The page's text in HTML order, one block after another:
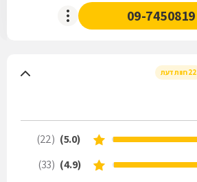
09-7450819
22 חוות דעת
(5.0)
(22)
(4.9)
(33)